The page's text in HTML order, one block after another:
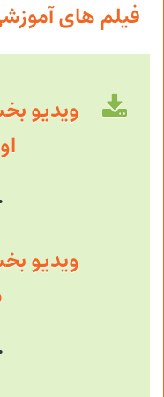
فیلم های
ویدیو
ویدیو